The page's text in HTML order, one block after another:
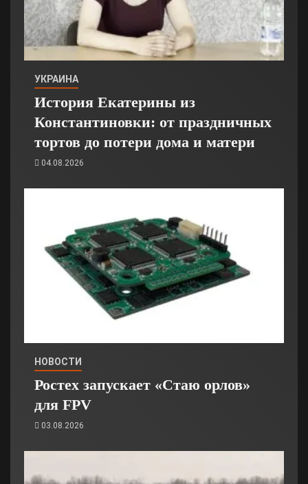
УКРАИНА
История Екатерины из
Константиновки: от праздничных
тортов до потери дома и матери
04.08.2026
НОВОСТИ
Ростех запускает «Стаю орлов»
для FPV
03.08.2026